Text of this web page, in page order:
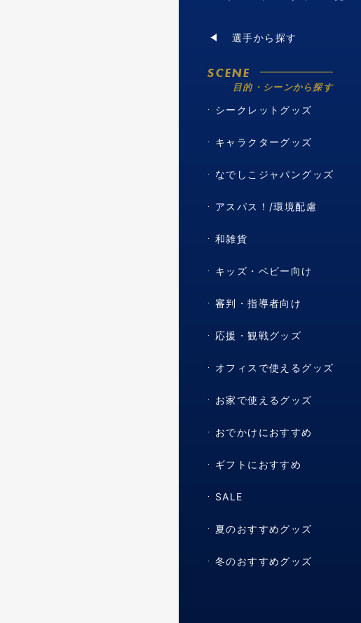
選手から探す
SCENE
目的・シーンから探す
シークレットグッズ
キャラクターグッズ
なでしこジャパングッズ
アスパス！/環境配慮
和雑貨
キッズ・ベビー向け
審判・指導者向け
応援・観戦グッズ
オフィスで使えるグッズ
お家で使えるグッズ
おでかけにおすすめ
ギフトにおすすめ
SALE
夏のおすすめグッズ
冬のおすすめグッズ